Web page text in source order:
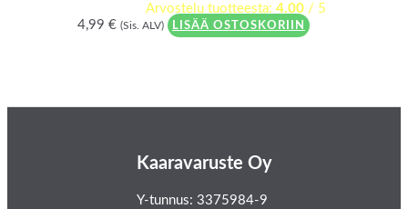
Arvostelu tuotteesta: 4.00/ 5
4,99€ (Sis. ALV) LISÄÄ OSTOSKORIIN
Kaaravaruste Oy
Y-tunnus: 3375984-9